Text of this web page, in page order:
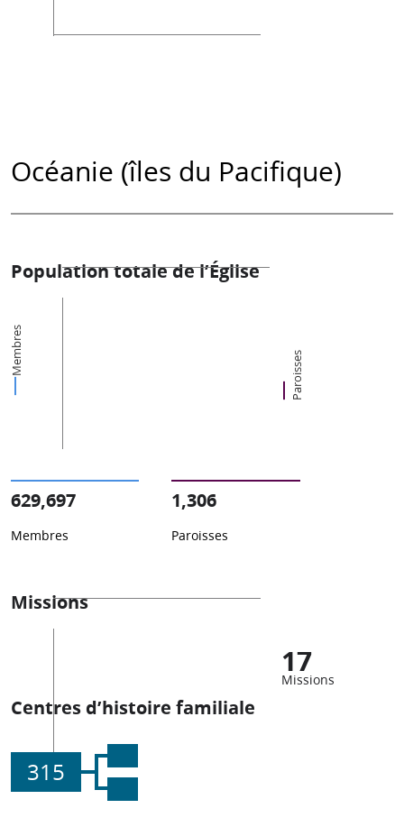
Océanie (îles du Pacifique)
Population totale de l’Église
Membres Paroisses
629,697
Membres
1,306
Paroisses
Missions
17
Missions
Centres d’histoire familiale
315